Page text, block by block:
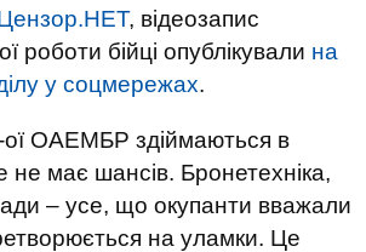
, відеозапис
роботи бійці опублікували на
у соцмережах.
ої ОАЕМБР здіймаються в
не має шансів. Бронетехніка,
– усе, що окупанти вважали
на уламки. Це